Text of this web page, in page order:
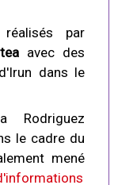
par
avec des
dans le
Rodriguez
le cadre du
mené